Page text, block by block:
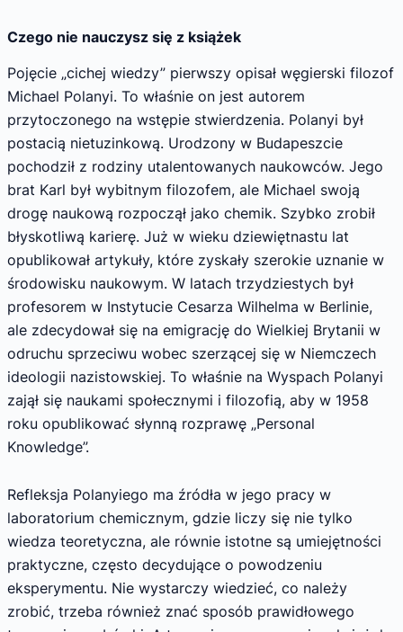
Czego nie nauczysz się z książek
Pojęcie „cichej wiedzy” pierwszy opisał węgierski filozof
Michael Polanyi. To właśnie on jest autorem
przytoczonego na wstępie stwierdzenia. Polanyi był
postacią nietuzinkową. Urodzony w Budapeszcie
pochodził z rodziny utalentowanych naukowców. Jego
brat Karl był wybitnym filozofem, ale Michael swoją
drogę naukową rozpoczął jako chemik. Szybko zrobił
błyskotliwą karierę. Już w wieku dziewiętnastu lat
opublikował artykuły, które zyskały szerokie uznanie w
środowisku naukowym. W latach trzydziestych był
profesorem w Instytucie Cesarza Wilhelma w Berlinie,
ale zdecydował się na emigrację do Wielkiej Brytanii w
odruchu sprzeciwu wobec szerzącej się w Niemczech
ideologii nazistowskiej. To właśnie na Wyspach Polanyi
zajął się naukami społecznymi i filozofią, aby w 1958
roku opublikować słynną rozprawę „Personal
Knowledge”.
Refleksja Polanyiego ma źródła w jego pracy w
laboratorium chemicznym, gdzie liczy się nie tylko
wiedza teoretyczna, ale równie istotne są umiejętności
praktyczne, często decydujące o powodzeniu
eksperymentu. Nie wystarczy wiedzieć, co należy
zrobić, trzeba również znać sposób prawidłowego